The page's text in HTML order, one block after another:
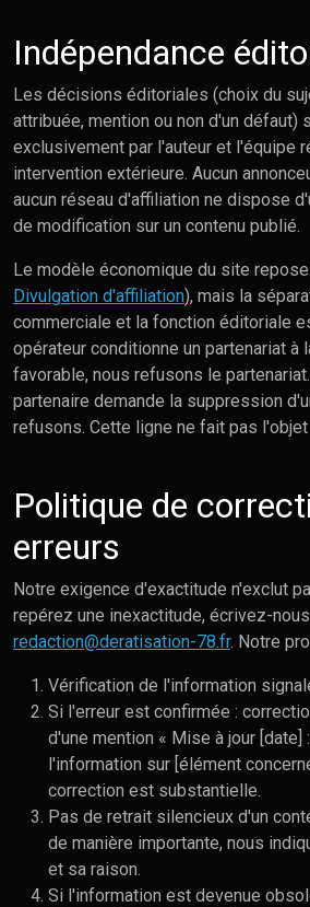
Indépendance
Les décisions éditoriales (choix du
attribuée, mention ou non d'un défaut)
exclusivement par l'auteur et l'équipe
intervention extérieure. Aucun
aucun réseau d'affiliation ne dispose
de modification sur un contenu publié.
Le modèle économique du site
Divulgation d'affiliation), mais la
commerciale et la fonction éditoriale
opérateur conditionne un partenariat à
favorable, nous refusons le
partenaire demande la suppression
refusons. Cette ligne ne fait pas
Politique de
erreurs
Notre exigence d'exactitude n'exclut
repérez une inexactitude, écrivez-
redaction@deratisation-78.fr. Notre
Vérification de l'information
Si l'erreur est confirmée :
d'une mention « Mise à jour [date]
l'information sur [élément
correction est substantielle.
Pas de retrait silencieux d'un
de manière importante, nous
et sa raison.
Si l'information est devenue